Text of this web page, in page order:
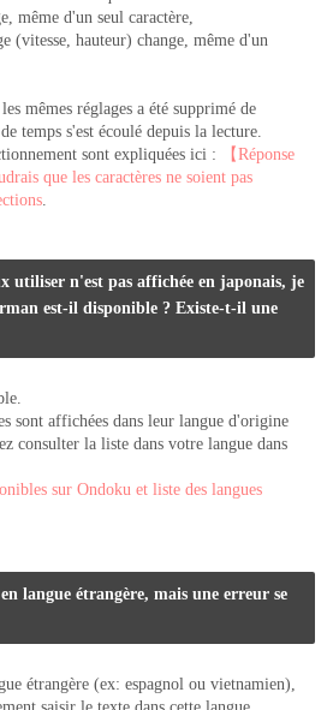
même d'un seul caractère,
(vitesse, hauteur) change, même d'un
mêmes réglages a été supprimé de
temps s'est écoulé depuis la lecture.
sont expliquées ici :
【Réponse
que les caractères ne soient pas
utiliser n'est pas affichée en japonais, je
est-il disponible ? Existe-t-il une
sont affichées dans leur langue d'origine
consulter la liste dans votre langue dans
sur Ondoku et liste des langues
langue étrangère, mais une erreur se
étrangère (ex: espagnol ou vietnamien),